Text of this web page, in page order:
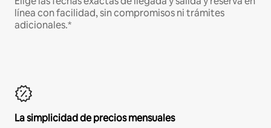
línea con facilidad, sin compromisos ni trámites
adicionales.*
La simplicidad de precios mensuales